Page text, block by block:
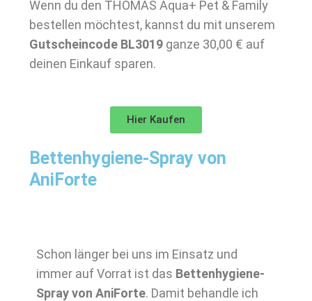
Wenn du den THOMAS Aqua+ Pet & Family
bestellen möchtest, kannst du mit unserem
Gutscheincode BL3019 ganze 30,00 € auf
deinen Einkauf sparen.
Hier Kaufen
Bettenhygiene-Spray von
AniForte
Schon länger bei uns im Einsatz und
immer auf Vorrat ist das Bettenhygiene-
Spray von AniForte. Damit behandle ich